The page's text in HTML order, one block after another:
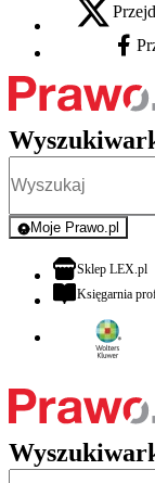
X - otwiera
Moje Prawo.pl
- rejestracja i
Sklep LEX.pl
Księgarnia